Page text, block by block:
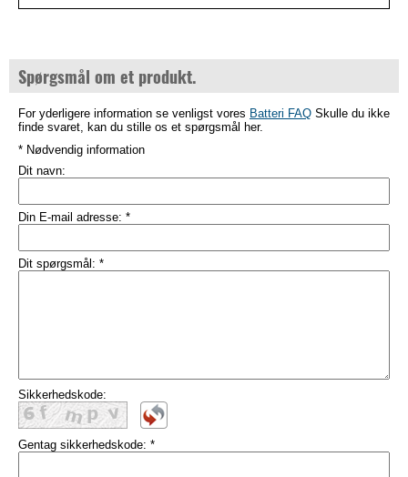
Spørgsmål om et produkt.
For yderligere information se venligst vores Batteri FAQ Skulle du ikke
finde svaret, kan du stille os et spørgsmål her.
* Nødvendig information
Dit navn:
Din E-mail adresse: *
Dit spørgsmål: *
Sikkerhedskode:
Gentag sikkerhedskode: *